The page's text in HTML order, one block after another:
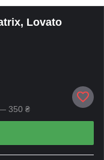
Lovato
— 350 ₴